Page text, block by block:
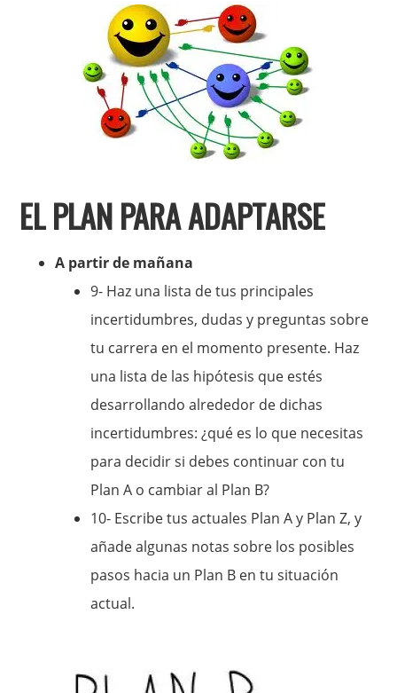
EL PLAN PARA ADAPTARSE
A partir de mañana
9- Haz una lista de tus principales
incertidumbres, dudas y preguntas sobre
tu carrera en el momento presente. Haz
una lista de las hipótesis que estés
desarrollando alrededor de dichas
incertidumbres: ¿qué es lo que necesitas
para decidir si debes continuar con tu
Plan A o cambiar al Plan B?
10- Escribe tus actuales Plan A y Plan Z, y
añade algunas notas sobre los posibles
pasos hacia un Plan B en tu situación
actual.